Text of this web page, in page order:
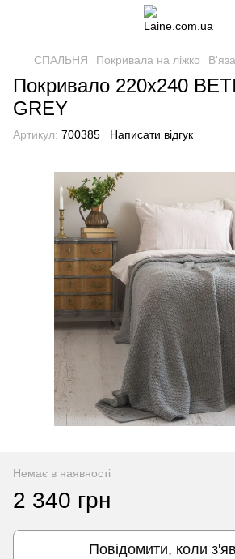
СПАЛЬНЯ Покривала на ліжко
Покривало 220х240
GREY
Артикул: 700385 Написати відгук
Немає в наявності
2 340 грн
Повідомити, коли